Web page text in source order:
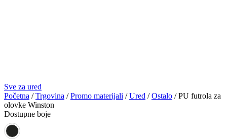
Sve za ured
Početna /Trgovina /Promo materijali /Ured /Ostalo / PU futrola za
olovke Winston
Dostupne boje